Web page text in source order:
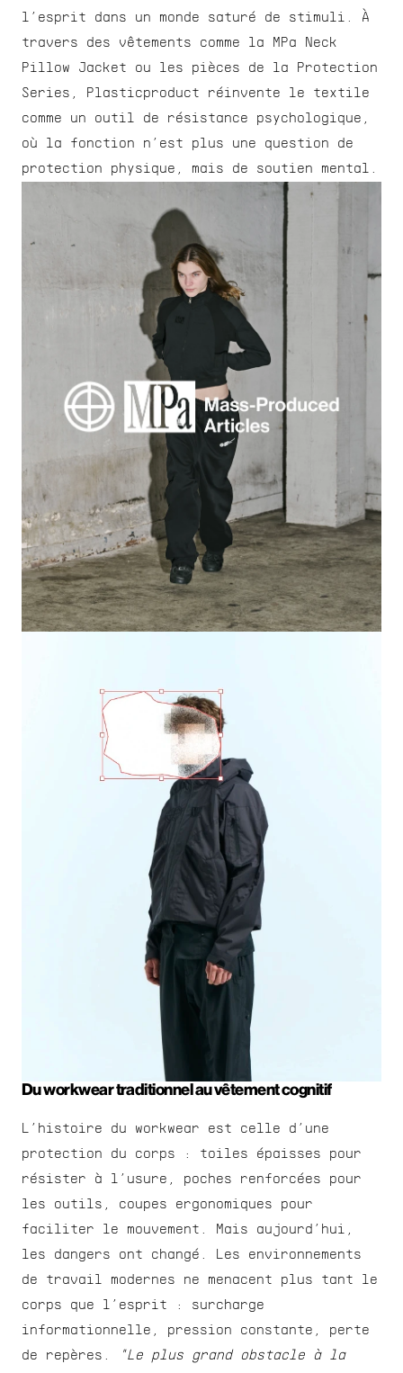
l’esprit dans un monde saturé de stimuli. À
travers des vêtements comme la MPa Neck
Pillow Jacket ou les pièces de la Protection
Series, Plasticproduct réinvente le textile
comme un outil de résistance psychologique,
où la fonction n’est plus une question de
protection physique, mais de soutien mental.
Du workwear traditionnel au vêtement cognitif
L’histoire du workwear est celle d’une
protection du corps : toiles épaisses pour
résister à l’usure, poches renforcées pour
les outils, coupes ergonomiques pour
faciliter le mouvement. Mais aujourd’hui,
les dangers ont changé. Les environnements
de travail modernes ne menacent plus tant le
corps que l’esprit : surcharge
informationnelle, pression constante, perte
de repères.
"Le plus grand obstacle à la